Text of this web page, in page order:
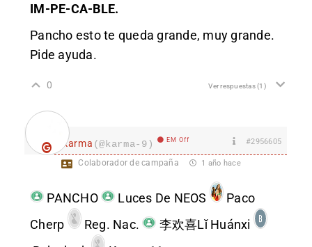
IM-PE-CA-BLE.
Pancho esto te queda grande, muy grande.
Pide ayuda.
0 Ver respuestas(1)
karma (@karma-9) EM Off #2956605
Colaborador de campaña 1 año hace
PANCHO Luces De NEOS
Paco
Cherp
Reg. Nac.
李欢喜Lǐ Huánxi